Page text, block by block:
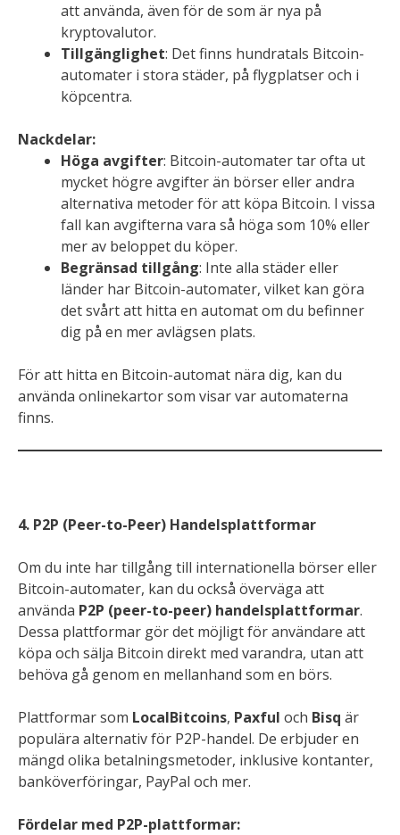
att använda, även för de som är nya på
kryptovalutor.
Tillgänglighet: Det finns hundratals Bitcoin-
automater i stora städer, på flygplatser och i
köpcentra.
Nackdelar:
Höga avgifter: Bitcoin-automater tar ofta ut
mycket högre avgifter än börser eller andra
alternativa metoder för att köpa Bitcoin. I vissa
fall kan avgifterna vara så höga som 10% eller
mer av beloppet du köper.
Begränsad tillgång: Inte alla städer eller
länder har Bitcoin-automater, vilket kan göra
det svårt att hitta en automat om du befinner
dig på en mer avlägsen plats.
För att hitta en Bitcoin-automat nära dig, kan du
använda onlinekartor som visar var automaterna
finns.
4. P2P (Peer-to-Peer) Handelsplattformar
Om du inte har tillgång till internationella börser eller
Bitcoin-automater, kan du också överväga att
använda P2P (peer-to-peer) handelsplattformar.
Dessa plattformar gör det möjligt för användare att
köpa och sälja Bitcoin direkt med varandra, utan att
behöva gå genom en mellanhand som en börs.
Plattformar som LocalBitcoins, Paxful och Bisq är
populära alternativ för P2P-handel. De erbjuder en
mängd olika betalningsmetoder, inklusive kontanter,
banköverföringar, PayPal och mer.
Fördelar med P2P-plattformar: